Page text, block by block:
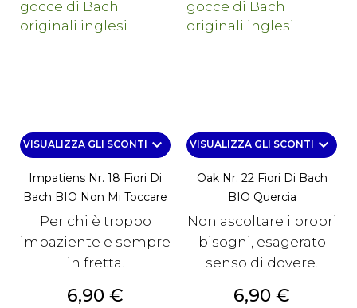
VISUALIZZA GLI SCONTI keyboard_arrow_down
Impatiens Nr. 18 Fiori Di
Bach BIO Non Mi Toccare
Per chi è troppo
impaziente e sempre
in fretta.
Prezzo
6,90 €
VISUALIZZA GLI SCONTI keyboard_arrow_down
Oak Nr. 22 Fiori Di Bach
BIO Quercia
Non ascoltare i propri
bisogni, esagerato
senso di dovere.
Prezzo
6,90 €